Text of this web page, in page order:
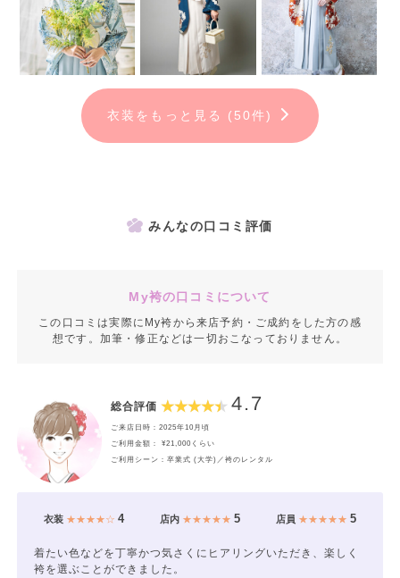
-----------------------------------------------------------------
✿フォトプラン✿
当日レンタルなし、撮影のみのプラン
→早期撮影でオトク！
【平日通常価格】18,000円(税込19,800円)～
●セット内容
撮影＋衣装（撮影時）＋着付け＋ヘア（撮影時）
※ランクアップ衣装もご用意しております。
※おひとり写りを1枚以上ご購入いただく必要があります。
衣装をもっと見る (50件)
みんなの口コミ評価
My袴の口コミについて
この口コミは実際にMy袴から来店予約・ご成約をした方の感
想です。加筆・修正などは一切おこなっておりません。
総合評価 4.7
ご来店日時：2025年10月頃
ご利用金額： ¥21,000くらい
ご利用シーン：卒業式 (大学)／袴のレンタル
衣装★★★★☆ 4 店内★★★★★ 5 店員 ★★★★★5
着たい色などを丁寧かつ気さくにヒアリングいただき、楽しく
袴を選ぶことができました。